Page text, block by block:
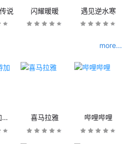
说 闪耀暖暖 遇见逆水寒
more...
奇游手游加速器 喜马拉雅 哔哩哔哩